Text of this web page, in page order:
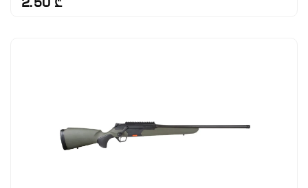
2.50 ₾